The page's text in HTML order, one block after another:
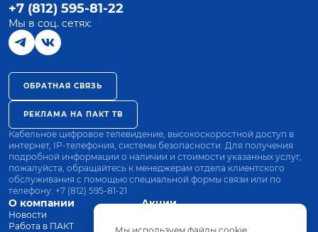
О компании
Новости
Работа в ПАКТ
Акции
Оплата
+7 (812) 595-81-22
Мы в соц. сетях:
ОБРАТНАЯ СВЯЗЬ
РЕКЛАМА НА ПАКТ ТВ
Кабельное цифровое телевидение, высокоскоростной доступ в
интернет, IP-телефония, системы безопасности. Для получения
подробной информации о наличии и стоимости указанных услуг,
пожалуйста, обращайтесь к менеджерам отдела клиентского
обслуживания с помощью специальной формы связи или по
телефону: +7 (812) 595-81-21